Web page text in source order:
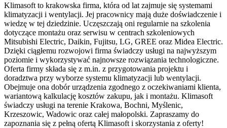
Klimasoft to krakowska firma, która od lat zajmuje się systemami
klimatyzacji i wentylacji. Jej pracownicy mają duże doświadczenie i
wiedzę w tej dziedzinie. Uczęszczają oni regularnie na szkolenia
dotyczące montażu oraz serwisu w centrach szkoleniowych
Mitsubishi Electric, Daikin, Fujitsu, LG, GREE oraz Midea Electric.
Dzięki ciągłemu rozwojowi firma świadczy usługi na najwyższym
poziomie i wykorzystywać najnowsze rozwiązania technologiczne.
Oferta firmy składa się z m.in. z przygotowania projektu i
doradztwa przy wyborze systemu klimatyzacji lub wentylacji.
Obejmuje ona dobór urządzenia zgodnego z oczekiwaniami klienta,
wariantową kalkulację kosztów zakupu, jak i montażu. Klimasoft
świadczy usługi na terenie Krakowa, Bochni, Myślenic,
Krzeszowic, Wadowic oraz całej małopolski. Zapraszamy do
zapoznania się z pełną ofertą Klimasoft i skorzystania z oferty!